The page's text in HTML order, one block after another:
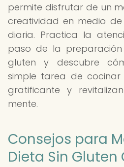
permite disfrutar de un
creatividad en medio
diaria. Practica la
paso de la
gluten y descubre
simple tarea de cocinar
gratificante y
mente.
Consejos para
Dieta Sin